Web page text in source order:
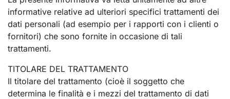
informative relative ad ulteriori specifici trattamenti dei
dati personali (ad esempio per i rapporti con i clienti o
fornitori) che sono fornite in occasione di tali
trattamenti.
TITOLARE DEL TRATTAMENTO
Il titolare del trattamento (cioè il soggetto che
determina le finalità e i mezzi del trattamento di dati